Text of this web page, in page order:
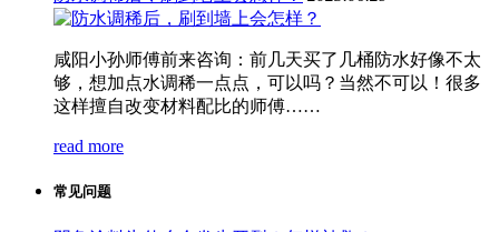
咸阳小孙师傅前来咨询：前几天买了几桶防水好像不太
够，想加点水调稀一点点，可以吗？当然不可以！很多
这样擅自改变材料配比的师傅……
read more
常见问题